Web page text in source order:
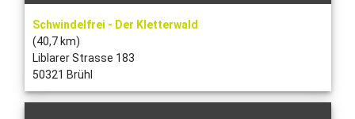
Schwindelfrei - Der Kletterwald
(40,7 km)
Liblarer Strasse 183
50321 Brühl